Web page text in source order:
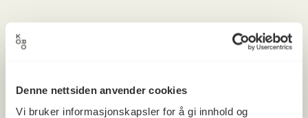
Denne nettsiden anvender cookies
Vi bruker informasjonskapsler for å gi innhold og